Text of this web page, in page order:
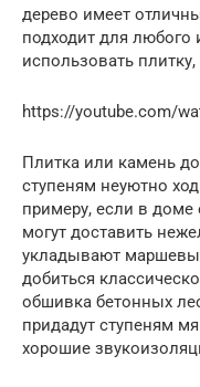
дерево имеет
подходит для
использовать
https://youtube.com/
Плитка или камень
ступеням неуютно
примеру, если в доме
могут доставить
укладывают
добиться
обшивка бетонных
придадут ступеням
хорошие